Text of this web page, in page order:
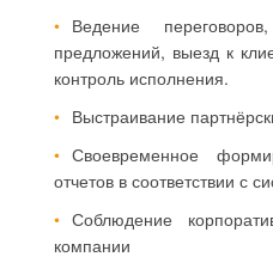
Ведение
предложений, выезд к
контроль исполнения.
Выстраивание
Своевременное
отчетов в соответствии с
Соблюдение
компании